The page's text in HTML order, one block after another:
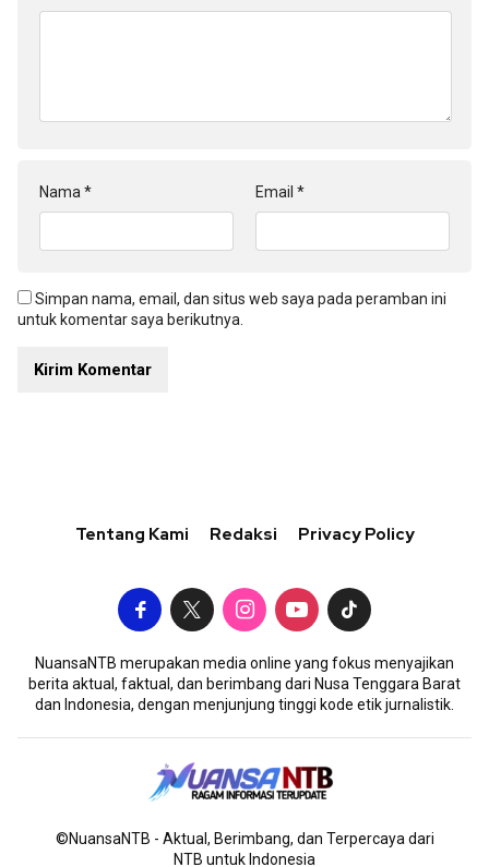
Nama * Email *
Simpan nama, email, dan situs web saya pada peramban ini
untuk komentar saya berikutnya.
Tentang Kami Redaksi Privacy Policy
NuansaNTB merupakan media online yang fokus menyajikan
berita aktual, faktual, dan berimbang dari Nusa Tenggara Barat
dan Indonesia, dengan menjunjung tinggi kode etik jurnalistik.
©NuansaNTB - Aktual, Berimbang, dan Terpercaya dari
NTB untuk Indonesia